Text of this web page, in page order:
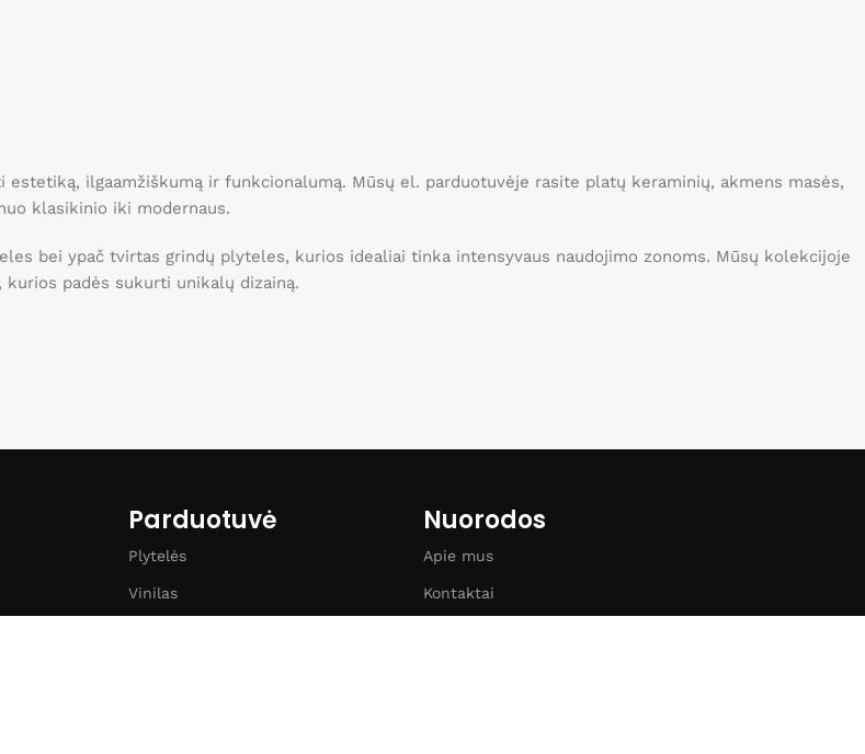
ilgaamžiškumą ir funkcionalumą. Mūsų el. parduotuvėje rasite platų keraminių, akmens masės,
klasikinio iki modernaus.
bei ypač tvirtas grindų plyteles, kurios idealiai tinka intensyvaus naudojimo zonoms. Mūsų kolekcijoje
padės sukurti unikalų dizainą.
Parduotuvė
Plytelės
Vinilas
Nuorodos
Apie mus
Kontaktai